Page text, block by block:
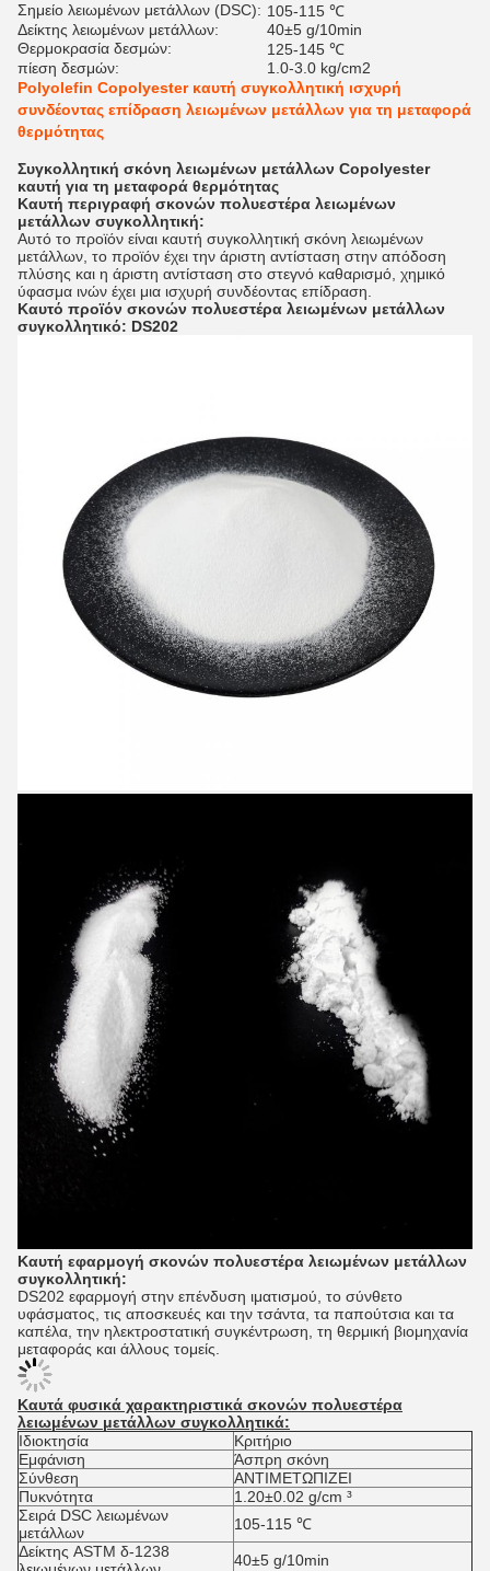
Σημείο λειωμένων μετάλλων (DSC): 105-115 ℃
Δείκτης λειωμένων μετάλλων:
40±5 g/10min
Θερμοκρασία δεσμών:
125-145 ℃
πίεση δεσμών:
1.0-3.0 kg/cm2
Polyolefin Copolyester καυτή συγκολλητική ισχυρή
συνδέοντας επίδραση λειωμένων μετάλλων για τη μεταφορά
θερμότητας
Συγκολλητική σκόνη λειωμένων μετάλλων Copolyester
καυτή για τη μεταφορά θερμότητας
Καυτή περιγραφή σκονών πολυεστέρα λειωμένων
μετάλλων συγκολλητική:
Αυτό το προϊόν είναι καυτή συγκολλητική σκόνη λειωμένων
μετάλλων, το προϊόν έχει την άριστη αντίσταση στην απόδοση
πλύσης και η άριστη αντίσταση στο στεγνό καθαρισμό, χημικό
ύφασμα ινών έχει μια ισχυρή συνδέοντας επίδραση.
Καυτό προϊόν σκονών πολυεστέρα λειωμένων μετάλλων
συγκολλητικό: DS202
Καυτή εφαρμογή σκονών πολυεστέρα λειωμένων μετάλλων
συγκολλητική:
DS202 εφαρμογή στην επένδυση ιματισμού, το σύνθετο
υφάσματος, τις αποσκευές και την τσάντα, τα παπούτσια και τα
καπέλα, την ηλεκτροστατική συγκέντρωση, τη θερμική βιομηχανία
μεταφοράς και άλλους τομείς.
Καυτά φυσικά χαρακτηριστικά σκονών πολυεστέρα
λειωμένων μετάλλων συγκολλητικά:
Ιδιοκτησία
Κριτήριο
Εμφάνιση
Άσπρη σκόνη
Σύνθεση
ΑΝΤΙΜΕΤΩΠΙΖΕΙ
Πυκνότητα
1.20±0.02 g/cm ³
Σειρά DSC λειωμένων
μετάλλων
105-115 ℃
Δείκτης ASTM δ-1238
40±5 g/10min